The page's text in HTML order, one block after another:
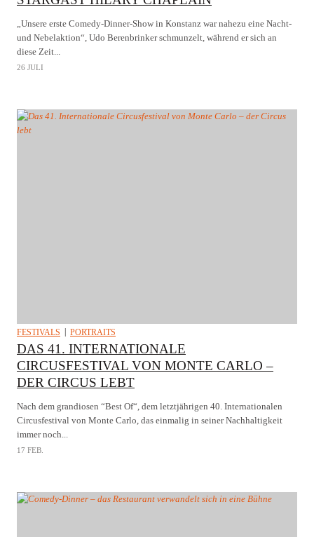
„Unsere erste Comedy-Dinner-Show in Konstanz war nahezu eine Nacht-
und Nebelaktion“, Udo Berenbrinker schmunzelt, während er sich an
diese Zeit...
26 JULI
FESTIVALS PORTRAITS
DAS 41. INTERNATIONALE
CIRCUSFESTIVAL VON MONTE CARLO –
DER CIRCUS LEBT
Nach dem grandiosen “Best Of“, dem letztjährigen 40. Internationalen
Circusfestival von Monte Carlo, das einmalig in seiner Nachhaltigkeit
immer noch...
17 FEB.